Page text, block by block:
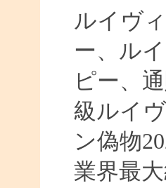
ルイヴ
ー、ル
ピー、
級ルイ
ン偽物
業界最